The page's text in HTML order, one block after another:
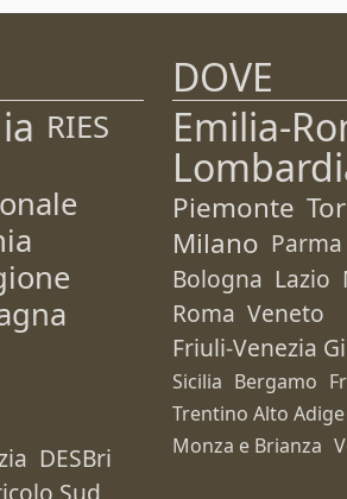
RIES
DESBri
Sud
DOVE
Emilia-
Piemonte
Milano Parma
Bologna Lazio
Roma Veneto
Friuli-Venezia
Sicilia Bergamo
Trentino Alto Adige
Monza e Brianza